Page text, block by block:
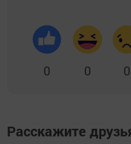
0 0 0
Расскажите